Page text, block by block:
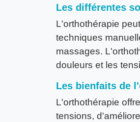
Les différentes
L'orthothérapie
techniques
massages.
douleurs et les
Les bienfaits de
L'orthothérapie
tensions,